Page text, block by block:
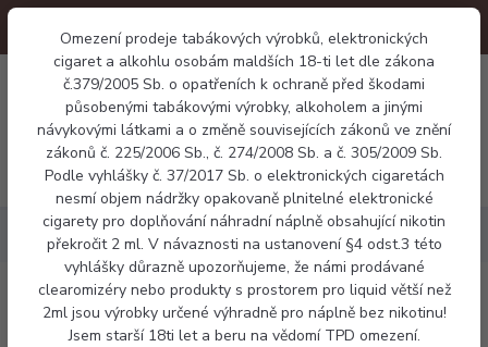
Omezení prodeje tabákových výrobků, elektronických
cigaret a alkohlu osobám maldších 18-ti let dle zákona
č.379/2005 Sb. o opatřeních k ochraně před škodami
působenými tabákovými výrobky, alkoholem a jinými
návykovými látkami a o změně souvisejících zákonů ve znění
zákonů č. 225/2006 Sb., č. 274/2008 Sb. a č. 305/2009 Sb.
Podle vyhlášky č. 37/2017 Sb. o elektronických cigaretách
nesmí objem nádržky opakovaně plnitelné elektronické
cigarety pro doplňování náhradní náplně obsahující nikotin
překročit 2 ml. V návaznosti na ustanovení §4 odst.3 této
vyhlášky důrazně upozorňujeme, že námi prodávané
clearomizéry nebo produkty s prostorem pro liquid větší než
2ml jsou výrobky určené výhradně pro náplně bez nikotinu!
Jsem starší 18ti let a beru na vědomí TPD omezení.
Menu
0 Kč
Elektronické cigarety Voopoo Argus G2 mini
Voopoo Argus G2 mini